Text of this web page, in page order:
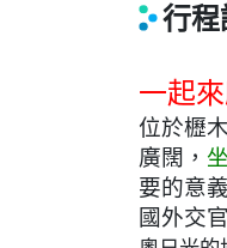
行程
一起
位於櫪
廣闊，
要的意義
國外交